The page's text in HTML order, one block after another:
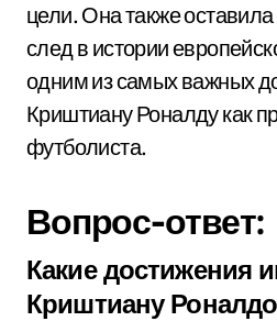
цели. Она также
след в истории
одним из самых важных
Криштиану Роналду как
футболиста.
Вопрос-ответ:
Какие достижения
Криштиану